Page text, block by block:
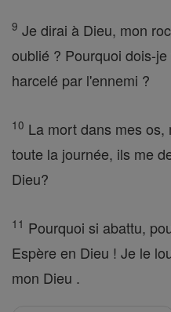
9 Je dirai à Dieu, mon
oublié ? Pourquoi dois-
harcelé par l'ennemi ?
10 La mort dans mes os,
toute la journée, ils me
Dieu?
11 Pourquoi si abattu,
Espère en Dieu ! Je le
mon Dieu .